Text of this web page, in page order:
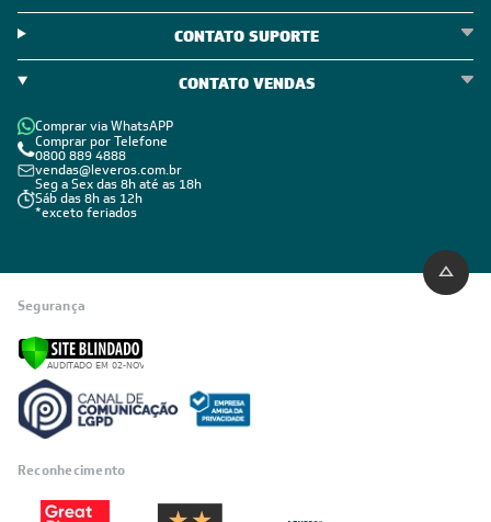
CONTATO SUPORTE
CONTATO VENDAS
Comprar via WhatsAPP
Comprar por Telefone
0800 889 4888
vendas@leveros.com.br
Seg a Sex das 8h até as 18h
Sáb das 8h as 12h
*exceto feriados
Segurança
Reconhecimento